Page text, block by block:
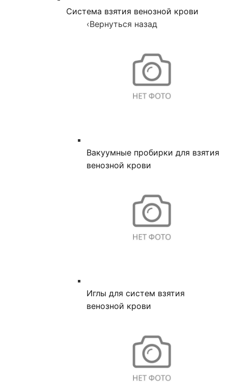
Система взятия венозной крови
‹Вернуться назад
Вакуумные пробирки для взятия
венозной крови
Иглы для систем взятия
венозной крови